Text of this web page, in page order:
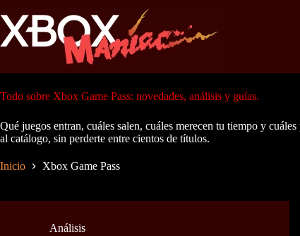
al
contenido
Todo sobre Xbox Game Pass: novedades, análisis y guías.
Qué juegos entran, cuáles salen, cuáles merecen tu tiempo y
al catálogo, sin perderte entre cientos de títulos.
Inicio Xbox Game Pass
Análisis